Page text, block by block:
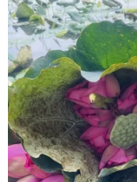
trên tuyến ĐT161 ở
07/08/2026 02:37
Sẽ thi công đồng